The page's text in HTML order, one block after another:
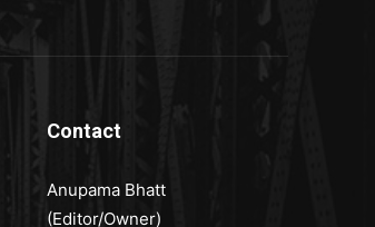
Contact
Anupama Bhatt
(Editor/Owner)